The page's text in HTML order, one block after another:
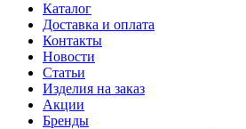
Каталог
Доставка и оплата
Контакты
Новости
Статьи
Изделия на заказ
Акции
Бренды